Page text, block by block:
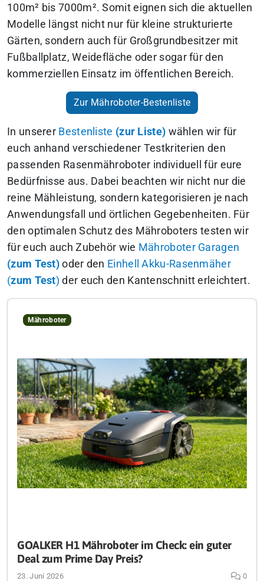
100m² bis 7000m². Somit eignen sich die aktuellen
Modelle längst nicht nur für kleine strukturierte
Gärten, sondern auch für Großgrundbesitzer mit
Fußballplatz, Weidefläche oder sogar für den
kommerziellen Einsatz im öffentlichen Bereich.
Zur Mähroboter-Bestenliste
In unserer Bestenliste (zur Liste) wählen wir für
euch anhand verschiedener Testkriterien den
passenden Rasenmähroboter individuell für eure
Bedürfnisse aus. Dabei beachten wir nicht nur die
reine Mähleistung, sondern kategorisieren je nach
Anwendungsfall und örtlichen Gegebenheiten. Für
den optimalen Schutz des Mähroboters testen wir
für euch auch Zubehör wie Mähroboter Garagen
(zum Test) oder den Einhell Akku-Rasenmäher
(zum Test) der euch den Kantenschnitt erleichtert.
Mähroboter
GOALKER H1 Mähroboter im Check: ein guter
Deal zum Prime Day Preis?
23. Juni 2026 0